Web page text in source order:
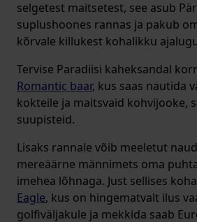
selgetest maitsetest, see asub
suplushoones rannas ja pakub
kõrvale killukest kohalikku
Tervise Paradiisi kaheksandal
Romantic baar, kus saas nautida
kokteile ja maitsvaid kohvijooke,
suupisteid.
Lisaks rannale võib meeletut
mereäärne männimets oma
imehea lõhnaga. Just sellises
Eagle, kus on hingematvalt ilus
golfiväljakule ja mekkida saab